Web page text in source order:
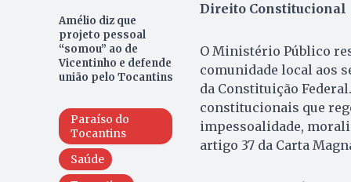
Amélio diz que
projeto pessoal
“somou” ao de
Vicentinho e defende
união pelo Tocantins
Paraíso do
Tocantins
Saúde
Direito Constitucional
O Ministério Público
comunidade local aos
da Constituição
constitucionais que
impessoalidade,
artigo 37 da Carta